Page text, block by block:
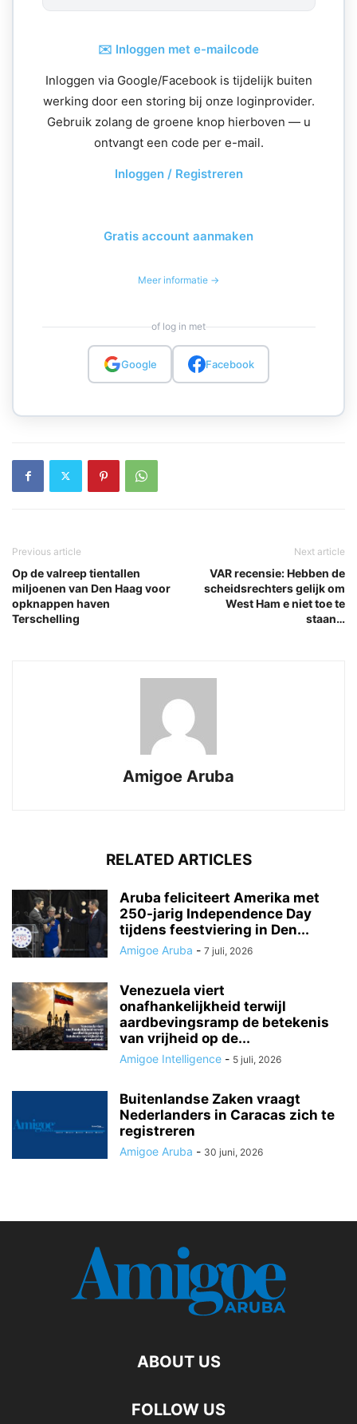
✉️ Inloggen met e-mailcode
Inloggen via Google/Facebook is tijdelijk buiten
werking door een storing bij onze loginprovider.
Gebruik zolang de groene knop hierboven — u
ontvangt een code per e-mail.
Inloggen / Registreren
Gratis account aanmaken
Meer informatie →
of log in met
Google Facebook
Previous article
Op de valreep tientallen
miljoenen van Den Haag voor
opknappen haven
Terschelling
Next article
VAR recensie: Hebben de
scheidsrechters gelijk om
West Ham e niet toe te
staan…
Amigoe Aruba
RELATED ARTICLES
Aruba feliciteert Amerika met
250-jarig Independence Day
tijdens feestviering in Den...
Amigoe Aruba - 7 juli, 2026
Venezuela viert
onafhankelijkheid terwijl
aardbevingsramp de betekenis
van vrijheid op de...
Amigoe Intelligence - 5 juli, 2026
Buitenlandse Zaken vraagt
Nederlanders in Caracas zich te
registreren
Amigoe Aruba - 30 juni, 2026
ABOUT US
FOLLOW US